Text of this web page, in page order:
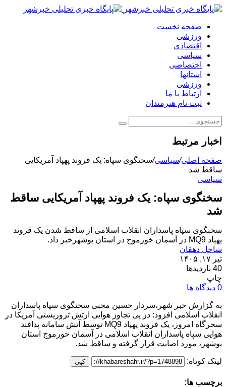
صفحه نخست
ورزشی
اقتصادی
سیاسی
اختصاصی
استانها
ورزشی
ارتباط با ما
ثبت نام هنرمندان
اخبار مرتبط
صفحه اصلی/سیاسی/سخنگوی سپاه: یک فروند پهپاد آمریکایی
ساقط شد
سیاسی
سخنگوی سپاه: یک فروند پهپاد آمریکایی ساقط
شد
سخنگوی سپاه پاسداران انقلاب اسلامی از ساقط شدن یک فروند
پهپاد MQ9 در آسمان خورموج در استان بوشهرخبر داد.
ساحل دهقان
تیر ۱۷, ۱۴۰۵
40 بازدیدها
چاپ
0 دیدگاه ها
به گزارش خبر شهر،سردار حسین محبی سخنگوی سپاه پاسداران
انقلاب اسلامی افزود: در پی تجاوز هوایی ارتش تروریستی آمریکا در
سحرگاه امروز، یک فروند پهپاد MQ9 توسط آتش سامانه پدافند
هوایی سپاه پاسداران انقلاب اسلامی در آسمان خورموج استان
بوشهر، مورد اصابت قرار گرفته و ساقط شد.
لینک کوتاه: کپی
برچسب ها: